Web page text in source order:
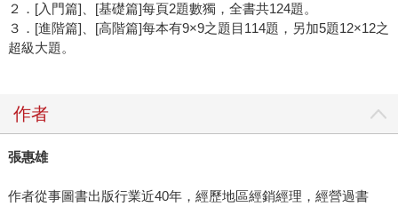
２．[入門篇]、[基礎篇]每頁2題數獨，全書共124題。
３．[進階篇]、[高階篇]每本有9×9之題目114題，另加5題12×12之
超級大題。
作者
張惠雄
作者從事圖書出版行業近40年，經歷地區經銷經理，經營過書